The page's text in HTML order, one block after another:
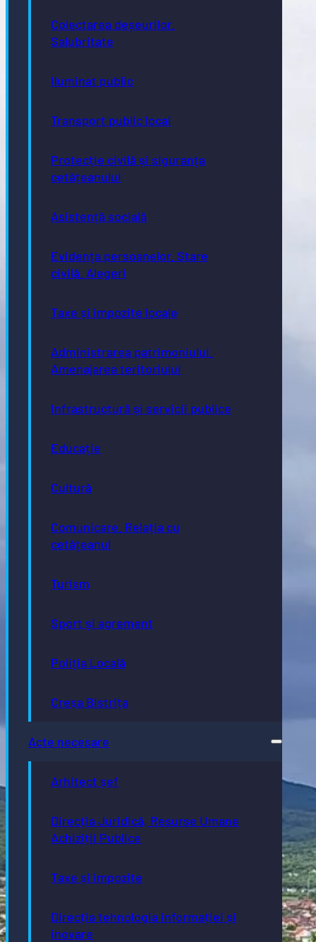
Colectarea deșeurilor.
Salubritate
Iluminat public
Transport public local
Protecție civilă și siguranța
cetățeanului
Asistență socială
Evidența persoanelor. Stare
civilă. Alegeri
Taxe și impozite locale
Administrarea patrimoniului.
Amenajarea teritoriului
Infrastructură și servicii publice
Educație
Cultură
Comunicare. Relația cu
cetățeanul
Turism
Sport și agrement
Poliția Locală
Creșa Bistrița
Acte necesare
Arhitect șef
Direcția Juridică, Resurse Umane
Achiziții Publice
Taxe și impozite
Direcția tehnologia informației și
inovare